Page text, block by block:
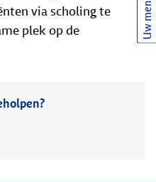
via scholing te
plek op de
Uw mening